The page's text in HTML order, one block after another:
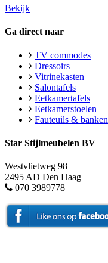
Bekijk
Ga direct naar
TV commodes
Dressoirs
Vitrinekasten
Salontafels
Eetkamertafels
Eetkamerstoelen
Fauteuils & banken
Star Stijlmeubelen BV
Westvlietweg 98
2495 AD Den Haag
070 3989778